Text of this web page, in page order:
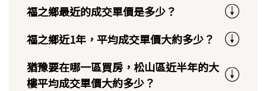
福之鄉最近的成交單價是多少？
福之鄉近1年，平均成交單價大約多少？
猶豫要在哪一區買房，松山區近半年的大
樓平均成交單價大約多少？